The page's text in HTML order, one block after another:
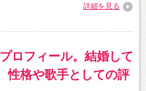
詳細を見る
ロフィール。結婚して
性格や歌手としての評